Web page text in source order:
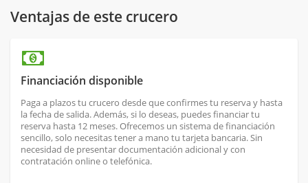
Ventajas de este crucero
Financiación disponible
Paga a plazos tu crucero desde que confirmes tu reserva y hasta
la fecha de salida. Además, si lo deseas, puedes financiar tu
reserva hasta 12 meses. Ofrecemos un sistema de financiación
sencillo, solo necesitas tener a mano tu tarjeta bancaria. Sin
necesidad de presentar documentación adicional y con
contratación online o telefónica.